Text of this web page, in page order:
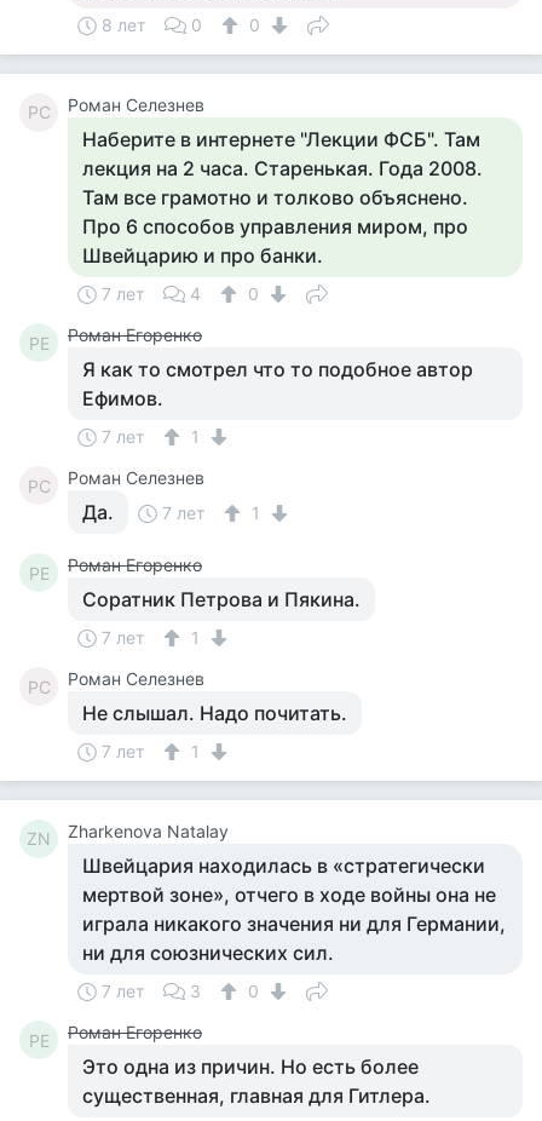
8 лет 0 0
РС Роман Селезнев
Наберите в интернете "Лекции ФСБ". Там
лекция на 2 часа. Старенькая. Года 2008.
Там все грамотно и толково объяснено.
Про 6 способов управления миром, про
Швейцарию и про банки.
7 лет 4 0
РЕ Роман Егоренко
Я как то смотрел что то подобное автор
Ефимов.
7 лет 1
РС Роман Селезнев
Да. 7 лет 1
РЕ Роман Егоренко
Соратник Петрова и Пякина.
7 лет 1
РС Роман Селезнев
Не слышал. Надо почитать.
7 лет 1
ZN Zharkenova Natalay
Швейцария находилась в «стратегически
мертвой зоне», отчего в ходе войны она не
играла никакого значения ни для Германии,
ни для союзнических сил.
7 лет 3 0
РЕ Роман Егоренко
Это одна из причин. Но есть более
существенная, главная для Гитлера.